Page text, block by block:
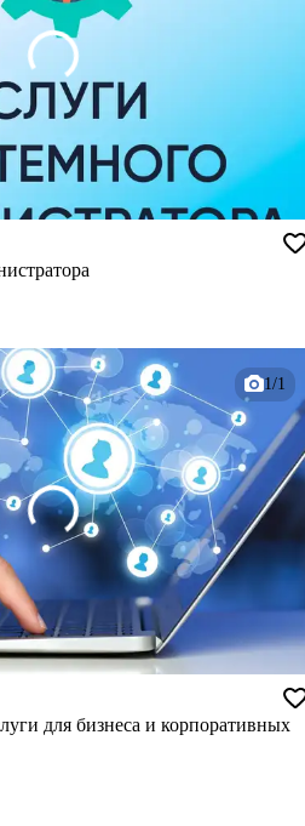
1/1
для бизнеса и корпоративных